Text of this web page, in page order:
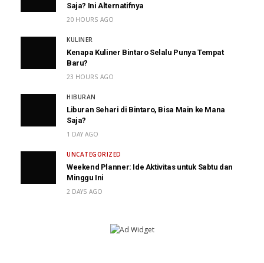
Saja? Ini Alternatifnya
20 HOURS AGO
KULINER
Kenapa Kuliner Bintaro Selalu Punya Tempat
Baru?
23 HOURS AGO
HIBURAN
Liburan Sehari di Bintaro, Bisa Main ke Mana
Saja?
1 DAY AGO
UNCATEGORIZED
Weekend Planner: Ide Aktivitas untuk Sabtu dan
Minggu Ini
2 DAYS AGO